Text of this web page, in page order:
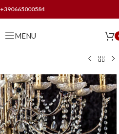
+390665000584
MENU